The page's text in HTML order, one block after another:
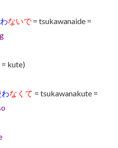
ないで= tsukawanaide =
kute)
なくて = tsukawanakute =